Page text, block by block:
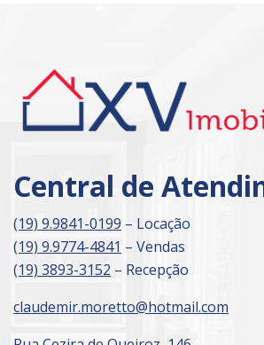
Central de
(19) 9.9841-0199 – Locação
(19) 9.9774-4841 – Vendas
(19) 3893-3152 – Recepção
claudemir.moretto@hotmail.com